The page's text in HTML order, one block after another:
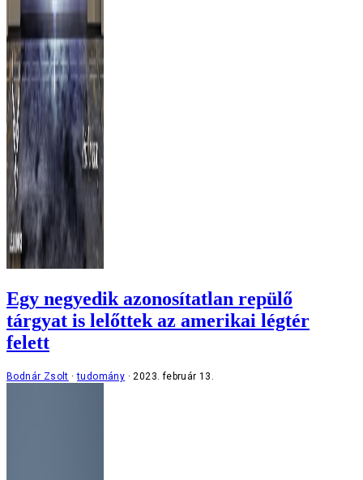
Egy negyedik azonosítatlan repülő
tárgyat is lelőttek az amerikai légtér
felett
Bodnár Zsolt tudomány 2023. február 13.